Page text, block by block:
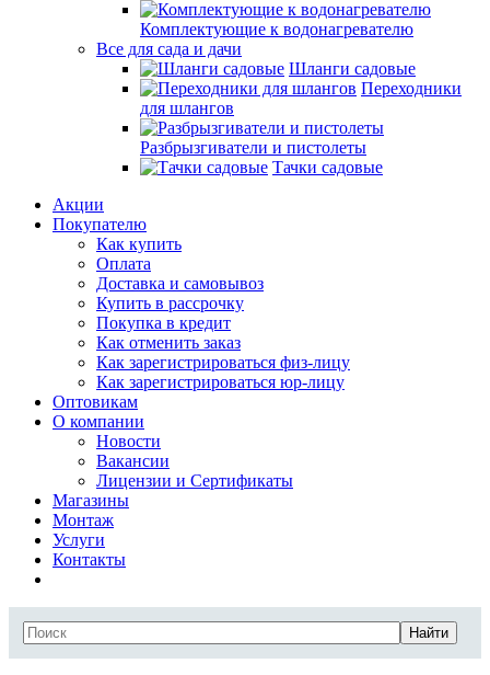
Комплектующие к водонагревателю
Все для сада и дачи
Шланги садовые
Переходники
для шлангов
Разбрызгиватели и пистолеты
Тачки садовые
Акции
Покупателю
Как купить
Оплата
Доставка и самовывоз
Купить в рассрочку
Покупка в кредит
Как отменить заказ
Как зарегистрироваться физ-лицу
Как зарегистрироваться юр-лицу
Оптовикам
О компании
Новости
Вакансии
Лицензии и Сертификаты
Магазины
Монтаж
Услуги
Контакты
Найти